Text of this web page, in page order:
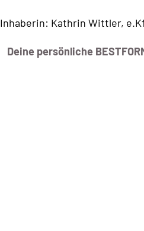
Inhaberin: Kathrin Wittler,
Deine persönliche